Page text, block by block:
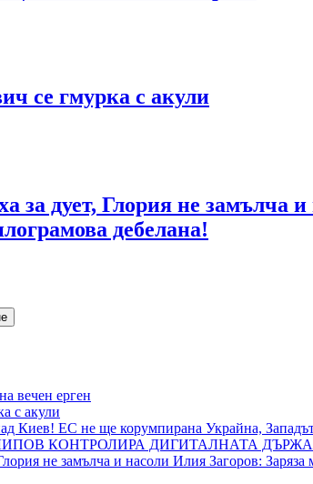
се гмурка с акули
за дует, Глория не замълча
дебелана!
вечен ерген
с акули
Киев! ЕС не ще корумпирана Украйна,
КОНТРОЛИРА ДИГИТАЛНАТА
не замълча и насоли Илия Загоров: